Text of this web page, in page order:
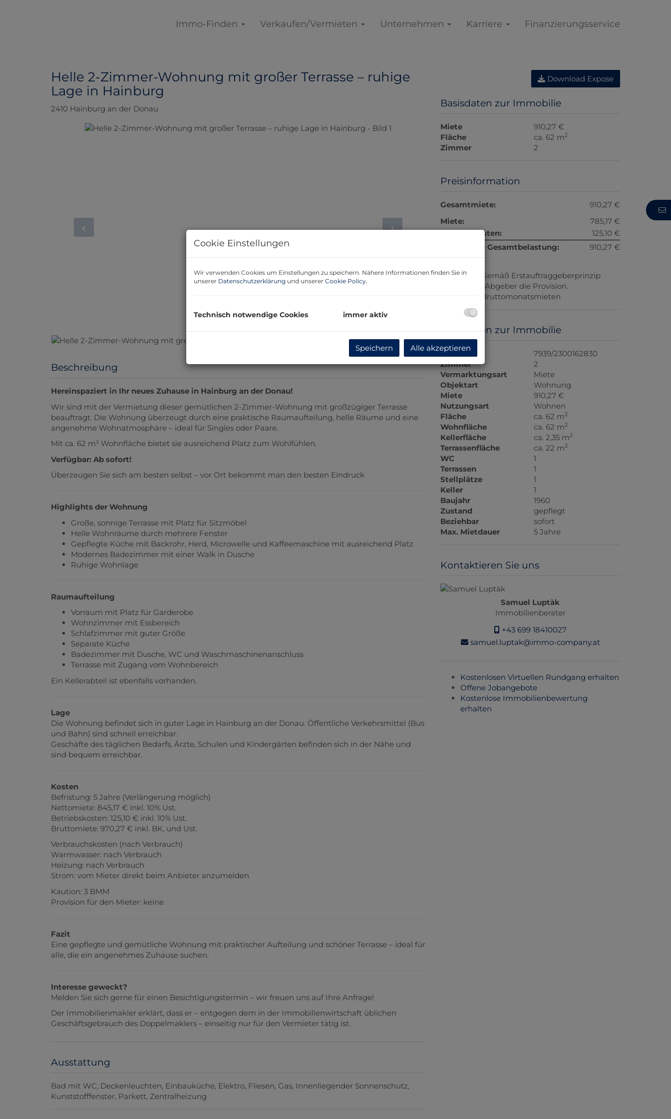
Immo-Finden Verkaufen/Vermieten Unternehmen Karriere Finanzierungsservice
Helle 2-Zimmer-Wohnung mit großer Terrasse – ruhige
Lage in Hainburg
2410 Hainburg an der Donau
Beschreibung
Hereinspaziert in Ihr neues Zuhause in Hainburg an der Donau!
Wir sind mit der Vermietung dieser gemütlichen 2-Zimmer-Wohnung mit großzügiger Terrasse
beauftragt. Die Wohnung überzeugt durch eine praktische Raumaufteilung, helle Räume und eine
angenehme Wohnatmosphäre – ideal für Singles oder Paare.
Mit ca. 62 m² Wohnfläche bietet sie ausreichend Platz zum Wohlfühlen.
Verfügbar: Ab sofort!
Überzeugen Sie sich am besten selbst – vor Ort bekommt man den besten Eindruck
Highlights der Wohnung
Große, sonnige Terrasse mit Platz für Sitzmöbel
Helle Wohnräume durch mehrere Fenster
Gepflegte Küche mit Backrohr, Herd, Microwelle und Kaffeemaschine mit ausreichend Platz
Modernes Badezimmer mit einer Walk in Dusche
Ruhige Wohnlage
Raumaufteilung
Vorraum mit Platz für Garderobe
Wohnzimmer mit Essbereich
Schlafzimmer mit guter Größe
Separate Küche
Badezimmer mit Dusche, WC und Waschmaschinenanschluss
Terrasse mit Zugang vom Wohnbereich
Ein Kellerabteil ist ebenfalls vorhanden.
Lage
Die Wohnung befindet sich in guter Lage in Hainburg an der Donau. Öffentliche Verkehrsmittel (Bus
und Bahn) sind schnell erreichbar.
Geschäfte des täglichen Bedarfs, Ärzte, Schulen und Kindergärten befinden sich in der Nähe und
sind bequem erreichbar.
Kosten
Befristung: 5 Jahre (Verlängerung möglich)
Nettomiete: 845,17 € inkl. 10% Ust.
Betriebskosten: 125,10 € inkl. 10% Ust.
Bruttomiete: 970,27 € inkl. BK, und Ust.
Verbrauchskosten (nach Verbrauch)
Warmwasser: nach Verbrauch
Heizung: nach Verbrauch
Strom: vom Mieter direkt beim Anbieter anzumelden
Kaution: 3 BMM
Provision für den Mieter: keine
Fazit
Eine gepflegte und gemütliche Wohnung mit praktischer Aufteilung und schöner Terrasse – ideal für
alle, die ein angenehmes Zuhause suchen.
Interesse geweckt?
Melden Sie sich gerne für einen Besichtigungstermin – wir freuen uns auf Ihre Anfrage!
Der Immobilienmakler erklärt, dass er – entgegen dem in der Immobilienwirtschaft üblichen
Geschäftsgebrauch des Doppelmaklers – einseitig nur für den Vermieter tätig ist.
Ausstattung
Bad mit WC Deckenleuchten Einbauküche Elektro Fliesen Gas Innenliegender Sonnenschutz
Kunststofffenster Parkett Zentralheizung
Download Expose
Basisdaten zur Immobilie
Miete
910,27 €
Fläche
ca. 62 m2
Zimmer 2
Preisinformation
Gesamtmiete:
910,27 €
Miete:
785,17 €
Betriebskosten:
125,10 €
monatliche Gesamtbelastung:
910,27 €
Provision:
Gemäß Erstauftraggeberprinzip
bezahlt der Abgeber die Provision.
3 Bruttomonatsmieten
Basisdaten zur Immobilie
Objektnr.
7939/2300162830
Zimmer
2
Vermarktungsart
Miete
Objektart
Wohnung
Miete
910,27 €
Nutzungsart
Wohnen
Fläche
ca. 62 m2
Wohnfläche ca. 62 m2
Kellerfläche ca. 2,35 m2
Terrassenfläche ca. 22 m2
WC
1
Terrassen
1
Stellplätze
1
Keller
1
Baujahr
1960
Zustand
gepflegt
Beziehbar
sofort
Max. Mietdauer
5 Jahre
Kontaktieren Sie uns
Samuel Luptàk
Immobilienberater
+43 699 18410027
samuel.luptak@immo-company.at
Kostenlosen Virtuellen Rundgang erhalten
Offene Jobangebote
Kostenlose Immobilienbewertung
erhalten
Cookie Einstellungen
Wir verwenden Cookies um Einstellungen zu speichern. Nähere Informationen finden Sie in
unserer Datenschutzerklärung und unserer Cookie Policy.
Technisch notwendige Cookies immer aktiv
Speichern Alle akzeptieren